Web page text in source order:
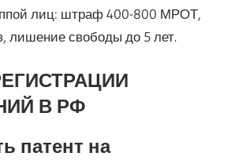
лиц: штраф 400-800 МРОТ,
лишение свободы до 5 лет.
В РФ
патент на